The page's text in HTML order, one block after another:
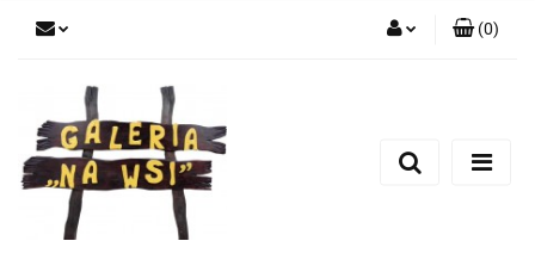
Dodaj zgłoszenie
(0)